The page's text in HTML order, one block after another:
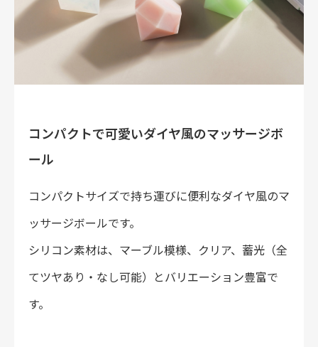
コンパクトで可愛いダイヤ風のマッサージボ
ール
コンパクトサイズで持ち運びに便利なダイヤ風のマ
ッサージボールです。
シリコン素材は、マーブル模様、クリア、蓄光（全
てツヤあり・なし可能）とバリエーション豊富で
す。
採用情報
お問い合わせ